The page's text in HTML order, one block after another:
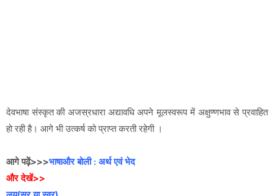
देवभाषा संस्कृत की अजस्रधारा अद्यावधि अपने मूलस्वरूप में अक्षुण्णभाव से प्रवाहित
हो रही है। आगे भी उत्कर्ष को प्राप्त करती रहेगी ।
आगे पढ़ें>>>भाषाऔर बोली : अर्थ एवं भेद
और देखें>>